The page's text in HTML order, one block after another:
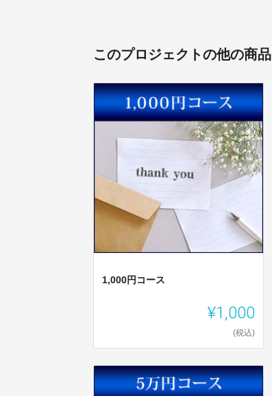
このプロジェクトの他の商品
1,000円コース
¥1,000
(税込)